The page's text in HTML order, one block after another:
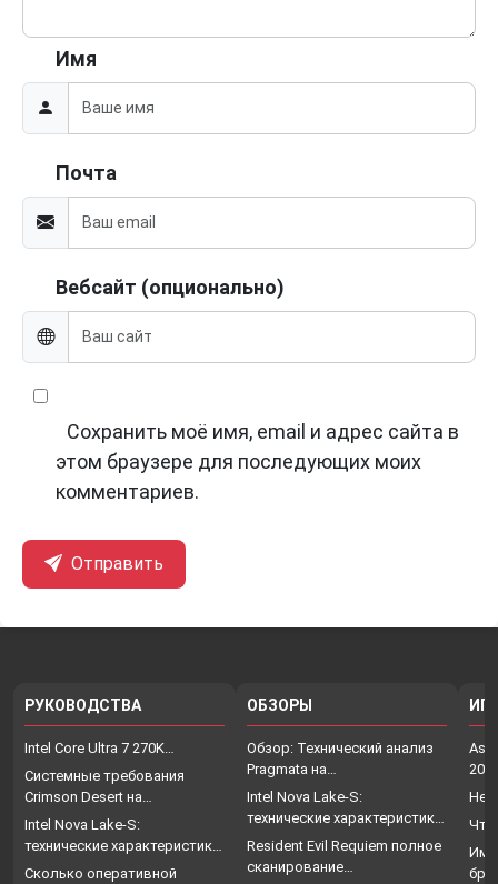
Имя
Почта
Вебсайт (опционально)
Сохранить моё имя, email и адрес сайта в
этом браузере для последующих моих
комментариев.
Отправить
РУКОВОДСТВА
Intel Core Ultra 7 270K…
Системные требования
Crimson Desert на…
Intel Nova Lake-S:
технические характеристики,
…
Сколько оперативной
ОБЗОРЫ
Обзор: Технический анализ
Pragmata на…
Intel Nova Lake-S:
технические характеристики,
…
Resident Evil Requiem полное
сканирование…
Что